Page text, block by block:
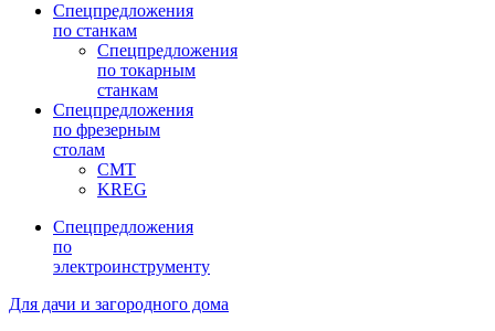
Спецпредложения
по станкам
Спецпредложения
по токарным
станкам
Спецпредложения
по фрезерным
столам
CMT
KREG
Спецпредложения
по
электроинструменту
Для дачи и загородного дома